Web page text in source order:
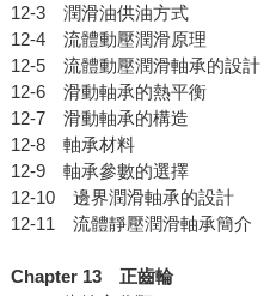
12-3 潤滑油供油方式
12-4 流體動壓潤滑原理
12-5 流體動壓潤滑軸承的設計
12-6 滑動軸承的熱平衡
12-7 滑動軸承的構造
12-8 軸承材料
12-9 軸承參數的選擇
12-10 邊界潤滑軸承的設計
12-11 流體靜壓潤滑軸承簡介
Chapter 13正齒輪